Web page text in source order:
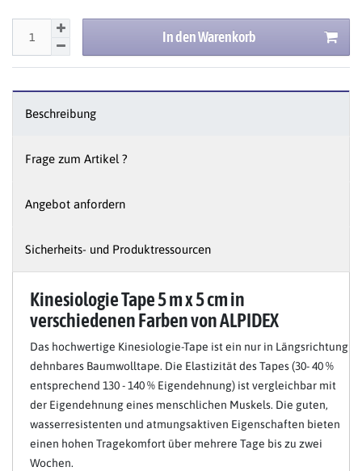
In den Warenkorb
Beschreibung
Frage zum Artikel ?
Angebot anfordern
Sicherheits- und Produktressourcen
Kinesiologie Tape 5 m x 5 cm in
verschiedenen Farben von ALPIDEX
Das hochwertige Kinesiologie-Tape ist ein nur in Längsrichtung
dehnbares Baumwolltape. Die Elastizität des Tapes (30- 40 %
entsprechend 130 - 140 % Eigendehnung) ist vergleichbar mit
der Eigendehnung eines menschlichen Muskels. Die guten,
wasserresistenten und atmungsaktiven Eigenschaften bieten
einen hohen Tragekomfort über mehrere Tage bis zu zwei
Wochen.